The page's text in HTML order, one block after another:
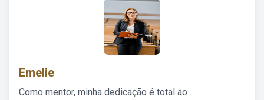
Emelie
Como mentor, minha dedicação é total ao